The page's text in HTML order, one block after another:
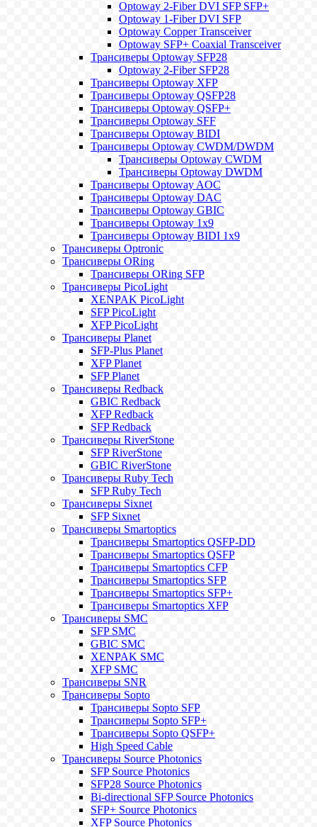
Optoway 2-Fiber DVI SFP SFP+
Optoway 1-Fiber DVI SFP
Optoway Copper Transceiver
Optoway SFP+ Coaxial Transceiver
Трансиверы Optoway SFP28
Optoway 2-Fiber SFP28
Трансиверы Optoway XFP
Трансиверы Optoway QSFP28
Трансиверы Optoway QSFP+
Трансиверы Optoway SFF
Трансиверы Optoway BIDI
Трансиверы Optoway CWDM/DWDM
Трансиверы Optoway CWDM
Трансиверы Optoway DWDM
Трансиверы Optoway AOC
Трансиверы Optoway DAC
Трансиверы Optoway GBIC
Трансиверы Optoway 1х9
Трансиверы Optoway BIDI 1x9
Трансиверы Optronic
Трансиверы ORing
Трансиверы ORing SFP
Трансиверы PicoLight
XENPAK PicoLight
SFP PicoLight
XFP PicoLight
Трансиверы Planet
SFP-Plus Planet
XFP Planet
SFP Planet
Трансиверы Redback
GBIC Redback
XFP Redback
SFP Redback
Трансиверы RiverStone
SFP RiverStone
GBIC RiverStone
Трансиверы Ruby Tech
SFP Ruby Tech
Трансиверы Sixnet
SFP Sixnet
Трансиверы Smartoptics
Трансиверы Smartoptics QSFP-DD
Трансиверы Smartoptics QSFP
Трансиверы Smartoptics CFP
Трансиверы Smartoptics SFP
Трансиверы Smartoptics SFP+
Трансиверы Smartoptics XFP
Трансиверы SMC
SFP SMC
GBIC SMC
XENPAK SMC
XFP SMC
Трансиверы SNR
Трансиверы Sopto
Трансиверы Sopto SFP
Трансиверы Sopto SFP+
Трансиверы Sopto QSFP+
High Speed Cable
Трансиверы Source Photonics
SFP Source Photonics
SFP28 Source Photonics
Bi-directional SFP Source Photonics
SFP+ Source Photonics
XFP Source Photonics